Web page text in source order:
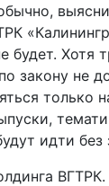
будет. Хотя
закону не
только
идти без